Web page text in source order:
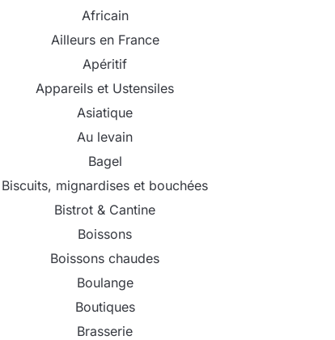
Africain
Ailleurs en France
Apéritif
Appareils et Ustensiles
Asiatique
Au levain
Bagel
Biscuits, mignardises et bouchées
Bistrot & Cantine
Boissons
Boissons chaudes
Boulange
Boutiques
Brasserie